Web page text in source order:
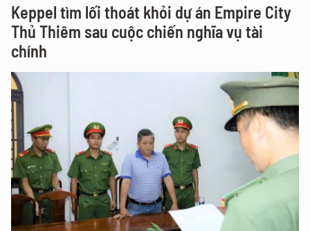
Keppel tìm lối thoát khỏi dự án Empire City
Thủ Thiêm sau cuộc chiến nghĩa vụ tài
chính